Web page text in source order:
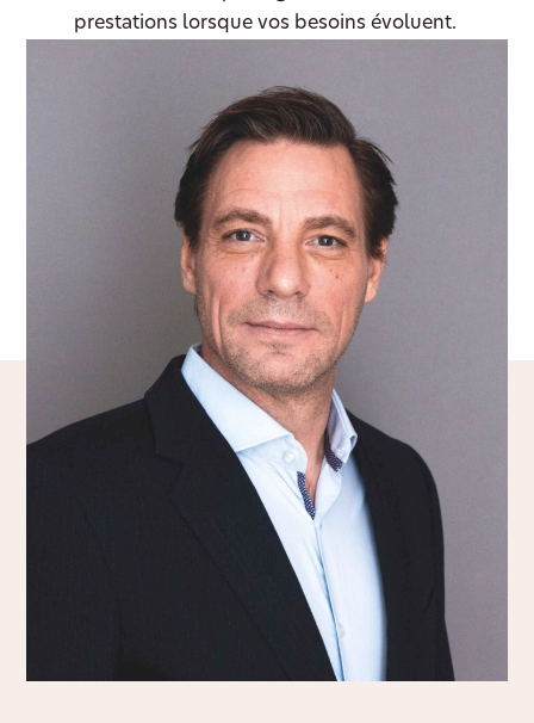
prestations lorsque vos besoins évoluent.